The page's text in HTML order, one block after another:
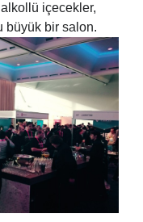
içecekler,
büyük bir salon.